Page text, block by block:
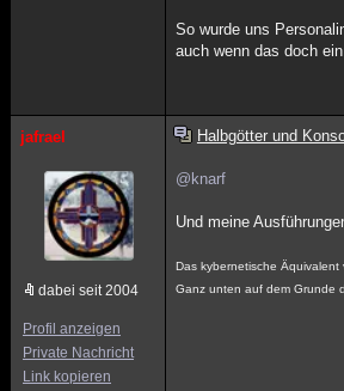
So wurde uns
auch wenn das doch
jafrael
dabei seit 2004
Profil anzeigen
Private Nachricht
Link kopieren
Halbgötter und
@knarf
Und meine
Das kybernetische Äquivalent
Ganz unten auf dem Grunde